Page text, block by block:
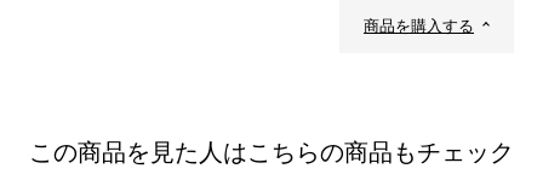
商品を購入する
この商品を見た人はこちらの商品もチェック